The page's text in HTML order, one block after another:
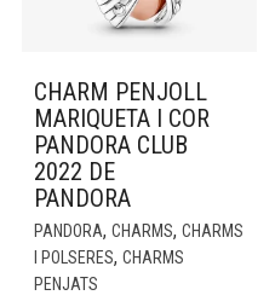
CHARM PENJOLL
MARIQUETA I COR
PANDORA CLUB
2022 DE
PANDORA
PANDORA, CHARMS, CHARMS
I POLSERES, CHARMS
PENJATS